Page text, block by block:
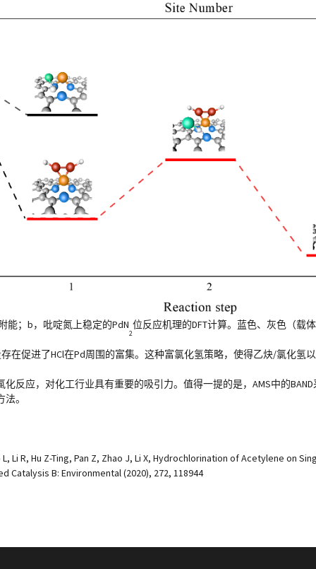
能；b，吡啶氮上稳定的PdN
2
位反应机理的DFT计算。蓝色、灰色（载
在促进了HCl在Pd周围的富集。这种富氯化氢策略，使得乙炔/氯化氢以
反应，对化工行业具有重要的吸引力。值得一提的是，AMS中的
。
L, Li R, Hu Z-Ting, Pan Z, Zhao J, Li X, Hydrochlorination of Acetylene on
Catalysis B: Environmental (2020), 272, 118944